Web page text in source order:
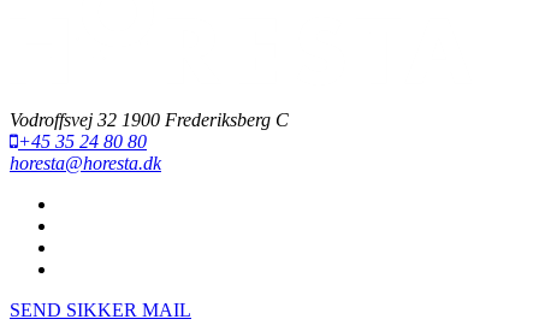
Vodroffsvej 32 1900 Frederiksberg C
+45 35 24 80 80
horesta@horesta.dk
SEND SIKKER MAIL